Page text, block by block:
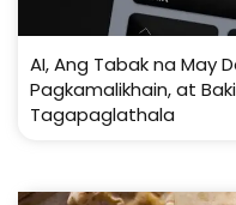
AI, Ang Tabak na May
Pagkamalikhain, at
Tagapaglathala